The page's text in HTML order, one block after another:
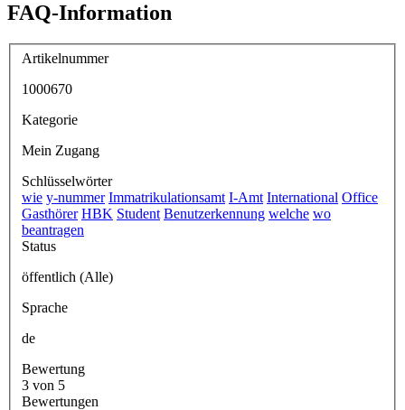
FAQ-Information
Artikelnummer
1000670
Kategorie
Mein Zugang
Schlüsselwörter
wie y-nummer Immatrikulationsamt I-Amt International Office
Gasthörer HBK Student Benutzerkennung welche wo
beantragen
Status
öffentlich (Alle)
Sprache
de
Bewertung
3 von 5
Bewertungen